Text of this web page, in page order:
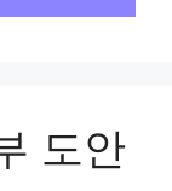
도안